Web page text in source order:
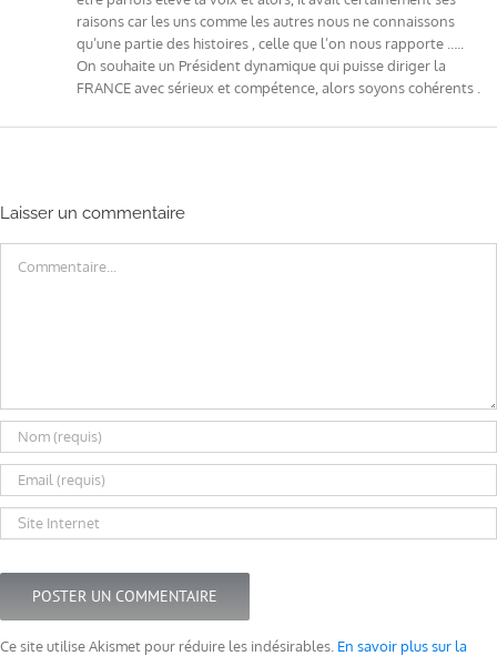
raisons car les uns comme les autres nous ne connaissons
qu’une partie des histoires , celle que l’on nous rapporte …..
On souhaite un Président dynamique qui puisse diriger la
FRANCE avec sérieux et compétence, alors soyons cohérents .
Laisser un commentaire
Ce site utilise Akismet pour réduire les indésirables. En savoir plus sur la